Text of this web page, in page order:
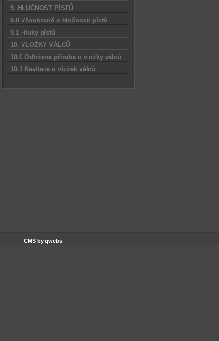
9. HLUČNOST PÍSTŮ
9.0 Všeobecně o hlučnosti pístů
9.1 Hluky pístů
10. VLOŽKY VÁLCŮ
10.0 Odtržená příruba u vložky válců
10.1 Kavitace u vložek válců
CMS by qwebs